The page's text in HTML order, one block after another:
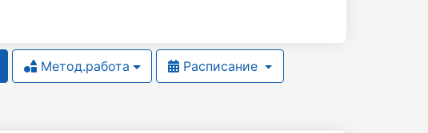
Метод.работа Расписание